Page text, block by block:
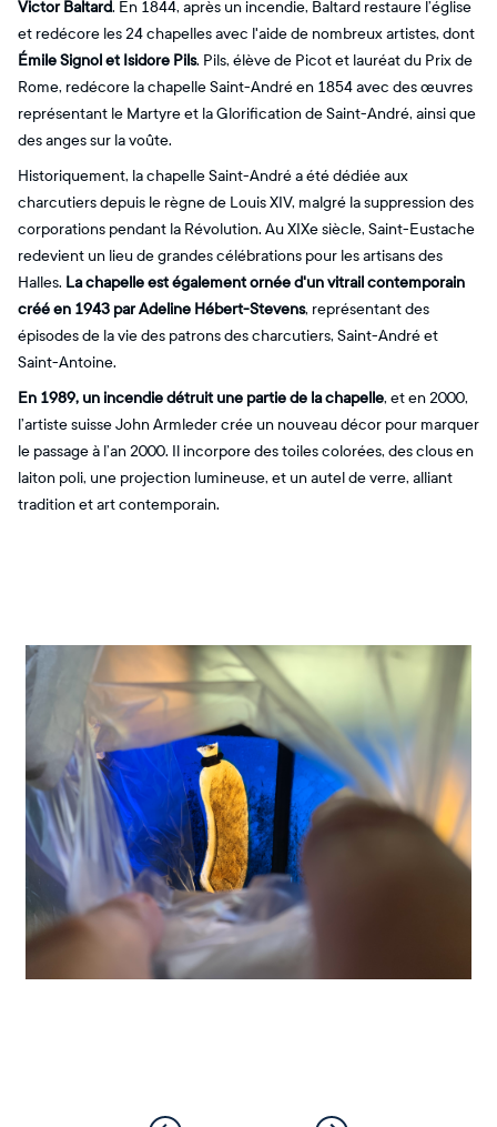
Victor Baltard. En 1844, après un incendie, Baltard restaure l’église
et redécore les 24 chapelles avec l'aide de nombreux artistes, dont
Émile Signol et Isidore Pils. Pils, élève de Picot et lauréat du Prix de
Rome, redécore la chapelle Saint-André en 1854 avec des œuvres
représentant le Martyre et la Glorification de Saint-André, ainsi que
des anges sur la voûte.
Historiquement, la chapelle Saint-André a été dédiée aux
charcutiers depuis le règne de Louis XIV, malgré la suppression des
corporations pendant la Révolution. Au XIXe siècle, Saint-Eustache
redevient un lieu de grandes célébrations pour les artisans des
Halles. La chapelle est également ornée d'un vitrail contemporain
créé en 1943 par Adeline Hébert-Stevens, représentant des
épisodes de la vie des patrons des charcutiers, Saint-André et
Saint-Antoine.
En 1989, un incendie détruit une partie de la chapelle, et en 2000,
l’artiste suisse John Armleder crée un nouveau décor pour marquer
le passage à l’an 2000. Il incorpore des toiles colorées, des clous en
laiton poli, une projection lumineuse, et un autel de verre, alliant
tradition et art contemporain.